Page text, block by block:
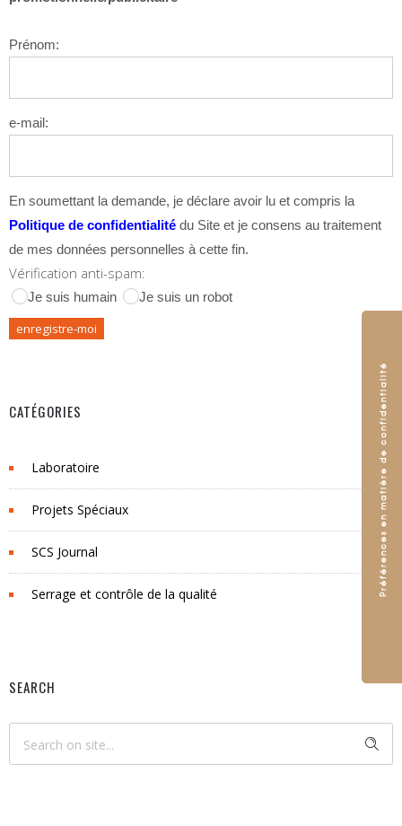
Prénom:
e-mail:
En soumettant la demande, je déclare avoir lu et compris la
Politique de confidentialité du Site et je consens au traitement
de mes données personnelles à cette fin.
Vérification anti-spam:
Je suis humain Je suis un robot
CATÉGORIES
Laboratoire
Projets Spéciaux
SCS Journal
Serrage et contrôle de la qualité
SEARCH